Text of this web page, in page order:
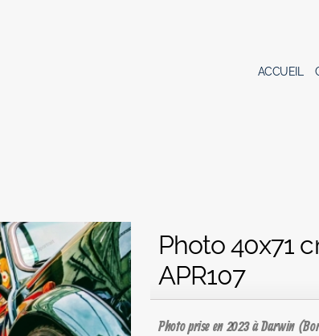
ACCUEIL
Photo 40x71
APR107
Photo prise en 2023 à Darwin